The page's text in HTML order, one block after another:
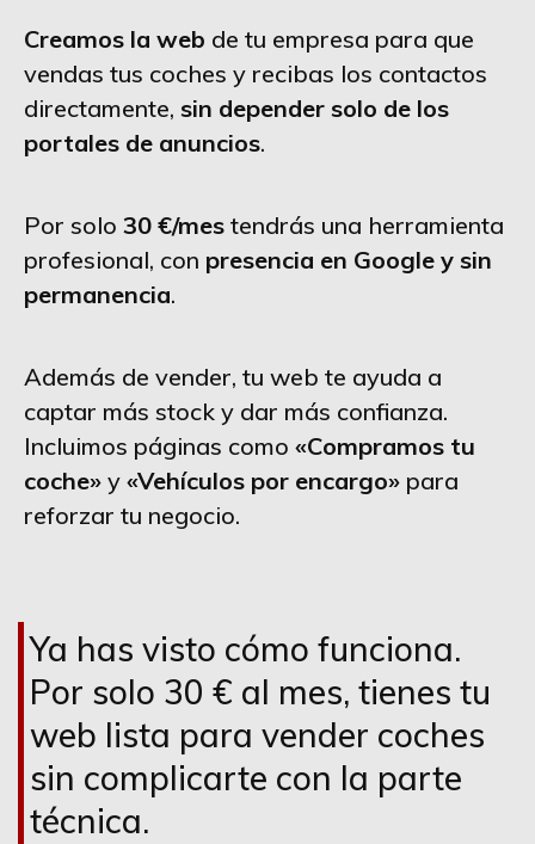
Creamos la web de tu empresa para que
vendas tus coches y recibas los contactos
directamente, sin depender solo de los
portales de anuncios.
Por solo 30 €/mes tendrás una herramienta
profesional, con presencia en Google y sin
permanencia.
Además de vender, tu web te ayuda a
captar más stock y dar más confianza.
Incluimos páginas como «Compramos tu
coche» y «Vehículos por encargo» para
reforzar tu negocio.
Ya has visto cómo funciona.
Por solo 30 € al mes, tienes tu
web lista para vender coches
sin complicarte con la parte
técnica.